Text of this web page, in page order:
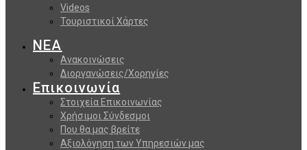
Videos
Τουριστικοί Χάρτες
ΝΕΑ
Ανακοινώσεις
Διοργανώσεις/Χορηγίες
Επικοινωνία
Στοιχεία Επικοινωνίας
Χρήσιμοι Σύνδεσμοι
Που θα μας βρείτε
Αξιολόγηση των Υπηρεσιών μας